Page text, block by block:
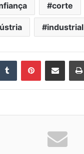
corte
industrial